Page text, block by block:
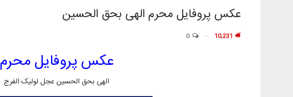
عکس پروفایل محرم الهی بحق الحسین
عکس پروفایل محرم
الهی بحق الحسین عجل لولیک الفرج